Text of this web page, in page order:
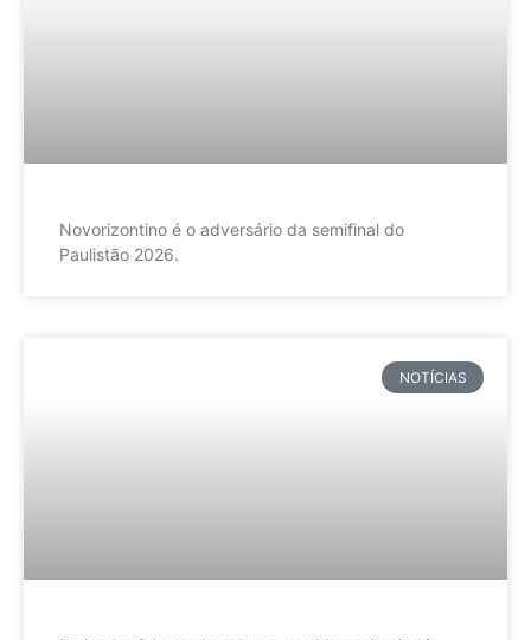
Novorizontino é o adversário da semifinal do
Paulistão 2026.
NOTÍCIAS